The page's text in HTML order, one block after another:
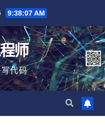
9:38:08 AM
师
代码